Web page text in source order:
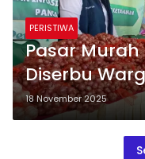
PERISTIWA
Pasar
Diserbu
Inflasi Akhir
18 November 2025